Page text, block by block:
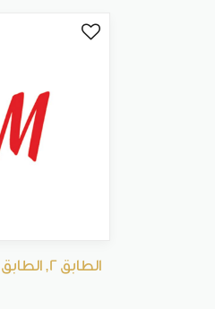
الطابق 2, الطابق 3